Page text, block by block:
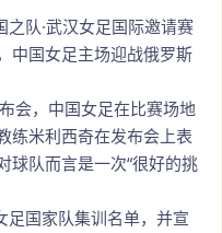
队·武汉女足国际邀请赛
中国女足主场迎战俄罗斯
会，中国女足在比赛场地
练米利西奇在发布会上表
球队而言是一次“很好的挑
国家队集训名单，并宣